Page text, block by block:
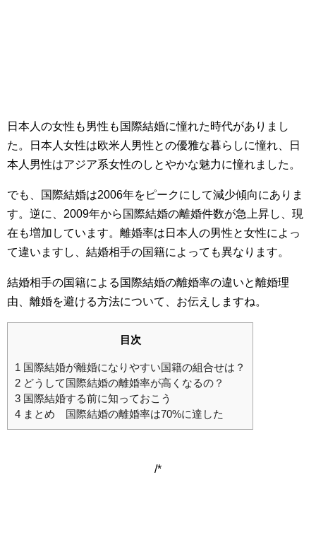
日本人の女性も男性も国際結婚に憧れた時代がありまし
た。日本人女性は欧米人男性との優雅な暮らしに憧れ、日
本人男性はアジア系女性のしとやかな魅力に憧れました。
でも、国際結婚は2006年をピークにして減少傾向にありま
す。逆に、2009年から国際結婚の離婚件数が急上昇し、現
在も増加しています。離婚率は日本人の男性と女性によっ
て違いますし、結婚相手の国籍によっても異なります。
結婚相手の国籍による国際結婚の離婚率の違いと離婚理
由、離婚を避ける方法について、お伝えしますね。
目次
1 国際結婚が離婚になりやすい国籍の組合せは？
2 どうして国際結婚の離婚率が高くなるの？
3 国際結婚する前に知っておこう
4 まとめ 国際結婚の離婚率は70%に達した
/*